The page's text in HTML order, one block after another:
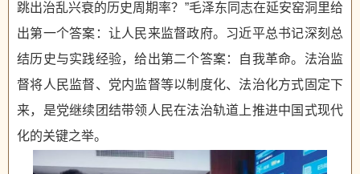
跳出治乱兴衰的历史周期率？”毛泽东同志在延安窑洞里给
出第一个答案：让人民来监督政府。习近平总书记深刻总
结历史与实践经验，给出第二个答案：自我革命。法治监
督将人民监督、党内监督等以制度化、法治化方式固定下
来，是党继续团结带领人民在法治轨道上推进中国式现代
化的关键之举。